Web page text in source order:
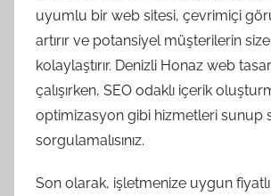
uyumlu bir web sitesi, çevrimiçi
artırır ve potansiyel müşterilerin size
kolaylaştırır. Denizli Honaz web
çalışırken, SEO odaklı içerik
optimizasyon gibi hizmetleri sunup
sorgulamalısınız.
Son olarak, işletmenize uygun